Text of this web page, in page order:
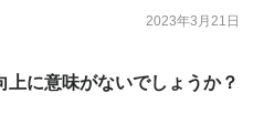
2023年3月21日
に意味がないでしょうか？